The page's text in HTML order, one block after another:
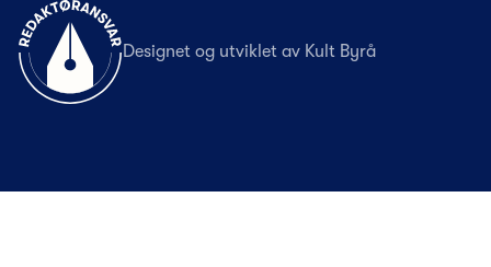
Til forsiden
Designet og utviklet av Kult Byrå